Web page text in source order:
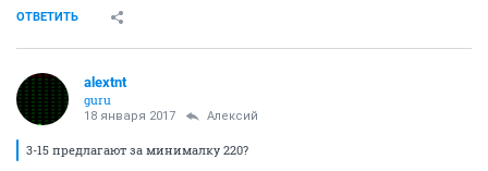
ОТВЕТИТЬ
alextnt
guru
18 января 2017 Алексий
3-15 предлагают за минималку 220?